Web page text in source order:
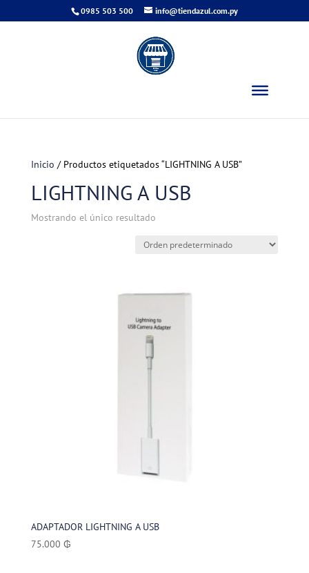
0985 503 500 info@tiendazul.com.py
Inicio / Productos etiquetados “LIGHTNING A USB”
LIGHTNING A USB
Mostrando el único resultado
ADAPTADOR LIGHTNING A USB
75.000 ₲